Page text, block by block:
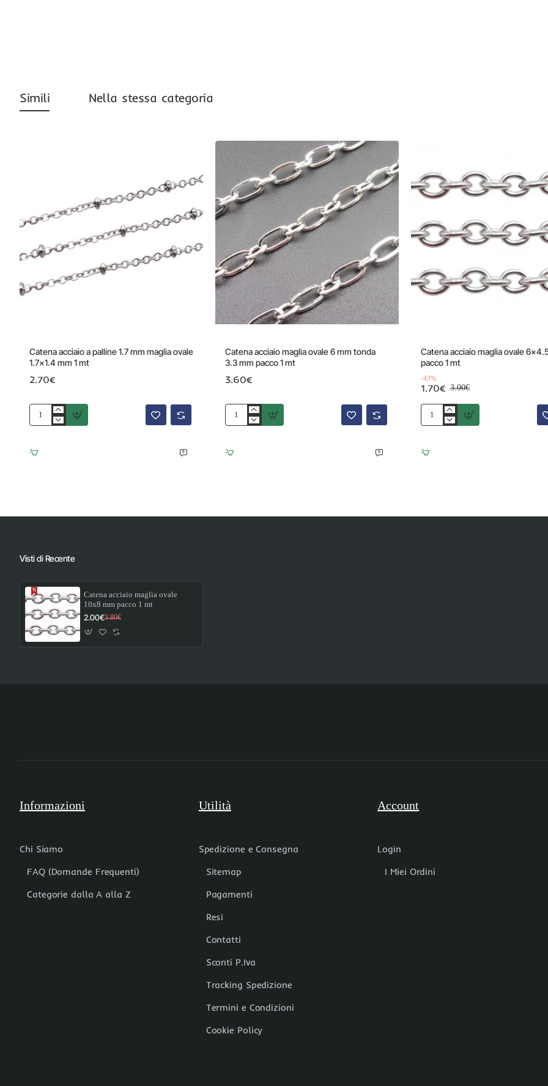
Simili Nella stessa categoria
Catena acciaio a palline 1.7 mm maglia ovale
1.7x1.4 mm 1 mt
2.70€
Catena
acciaio
palline
1.7
1
Catena acciaio maglia ovale 6 mm tonda
3.3 mm pacco 1 mt
3.60€
Catena
acciaio
ovale
6
1
Catena acciaio maglia ovale
pacco 1 mt
-43%
1.70€ 3.00€
Catena
acciaio
ovale
6x4.5
Visti di Recente
Catena acciaio maglia ovale
10x8 mm pacco 1 mt
2.00€3.80€
Informazioni
Chi Siamo
FAQ (Domande Frequenti)
Categorie dalla A alla Z
Utilità
Spedizione e Consegna
Sitemap
Pagamenti
Resi
Contatti
Sconti P.Iva
Tracking Spedizione
Termini e Condizioni
Cookie Policy
Account
Login
I Miei Ordini